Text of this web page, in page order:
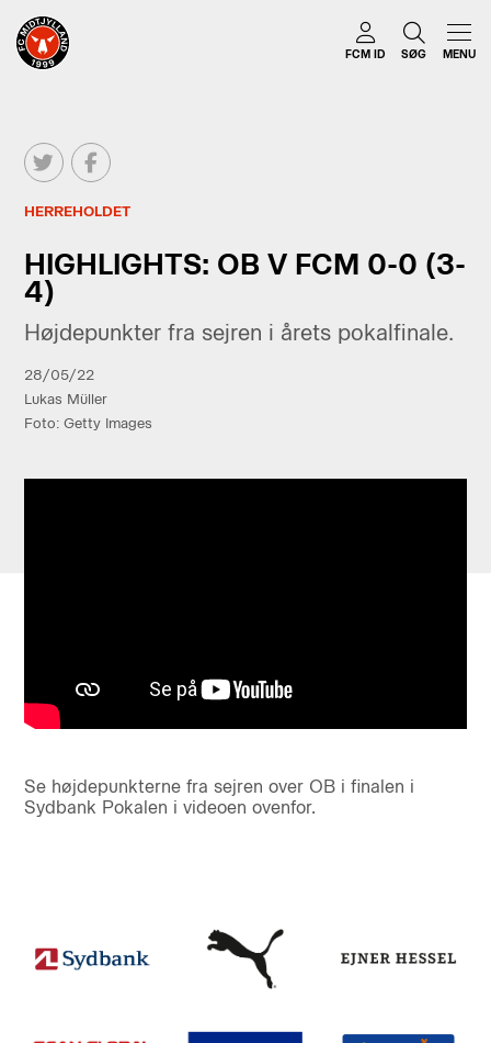
FCM ID SØG MENU
HERREHOLDET
HIGHLIGHTS: OB V FCM 0-0 (3-
4)
Højdepunkter fra sejren i årets pokalfinale.
28/05/22
Lukas Müller
Foto: Getty Images
Se højdepunkterne fra sejren over OB i finalen i
Sydbank Pokalen i videoen ovenfor.